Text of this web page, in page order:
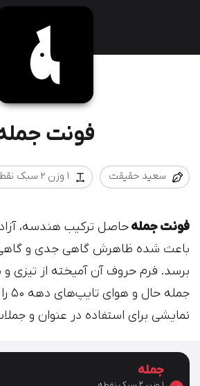
فونت
سعید حقیقت 1 وزن 2 سبک نقطه
فونت جملهحاصل ترکیب هندسه،
باعث شده ظاهرش گاهی جدی و گاهی
برسد. فرم حروف آن آمیخته از تیزی
نمایشی برای استفاده در عنوان‌ و
جمله